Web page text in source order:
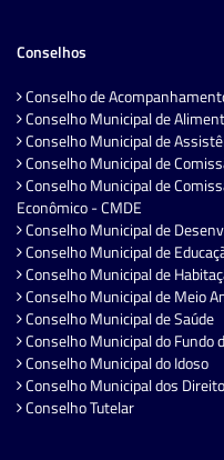
Conselhos
Conselho de
Conselho Municipal de
Conselho Municipal de
Conselho Municipal de
Conselho Municipal de
Econômico - CMDE
Conselho Municipal de
Conselho Municipal de
Conselho Municipal de
Conselho Municipal de Meio
Conselho Municipal de Saúde
Conselho Municipal do Fundo
Conselho Municipal do Idoso
Conselho Municipal dos
Conselho Tutelar